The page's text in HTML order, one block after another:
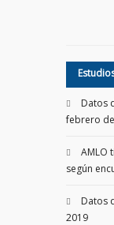
Datos
febrero
AMLO
según
Datos
2019